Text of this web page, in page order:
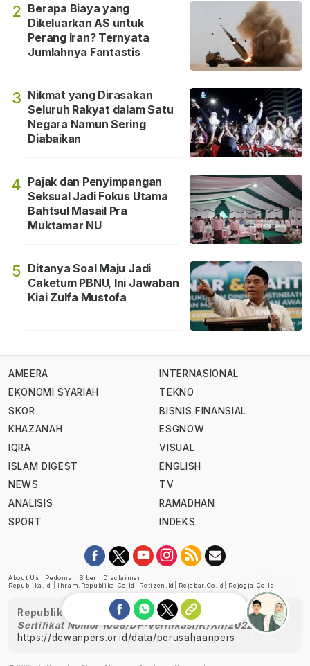
2 Berapa Biaya yang
Dikeluarkan AS untuk
Perang Iran? Ternyata
Jumlahnya Fantastis
3 Nikmat yang Dirasakan
Seluruh Rakyat dalam Satu
Negara Namun Sering
Diabaikan
4 Pajak dan Penyimpangan
Seksual Jadi Fokus Utama
Bahtsul Masail Pra
Muktamar NU
5 Ditanya Soal Maju Jadi
Caketum PBNU, Ini Jawaban
Kiai Zulfa Mustofa
AMEERA
EKONOMI SYARIAH
SKOR
KHAZANAH
IQRA
ISLAM DIGEST
NEWS
ANALISIS
SPORT
INTERNASIONAL
TEKNO
BISNIS FINANSIAL
ESGNOW
VISUAL
ENGLISH
TV
RAMADHAN
INDEKS
About Us Pedoman Siber
Disclaimer
Republika.id
Ihram.republika.co.id Retizen.id Rejabar.co.id Rejogja.co.id
Republika telah diverifikasi oleh Dewan Pers
Sertifikat Nomor 1058/DP-Verifikasi/K/XII/2022
https://dewanpers.or.id/data/perusahaanpers